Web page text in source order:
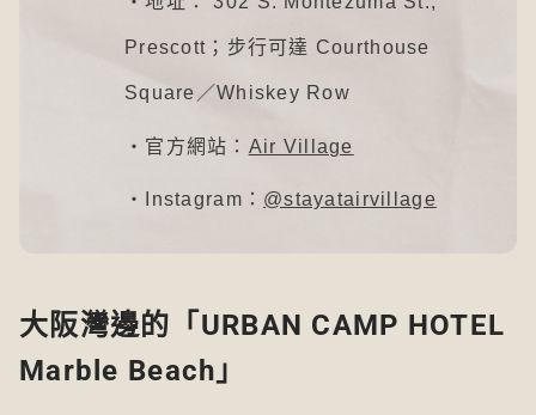
Prescott；步行可達 Courthouse
Square／Whiskey Row
・官方網站： Air Village
・Instagram： @stayatairvillage
大阪灣邊的「URBAN CAMP HOTEL
Marble Beach」